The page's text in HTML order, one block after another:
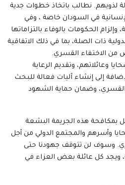
لذويهم. نطالب باتخاذ خطوات جدية
في السودان خاصة ، وفي
الحكومات بالوفاء بالتزاماتها
ذات الصلة، بما في ذلك الاتفاقية
من الاختفاء القسري.
وعائلاتهم، وتقديم الرعاية
إلى إنشاء آليات فعالة للبحث
القسري، وضمان حماية الشهود
بمكافحة هذه الجريمة البشعة
وأسرهم والمجتمع الدولي من أجل
وسوف لن تتوقف جهودنا حتى
ويجد كل عائلة بعض العزاء في